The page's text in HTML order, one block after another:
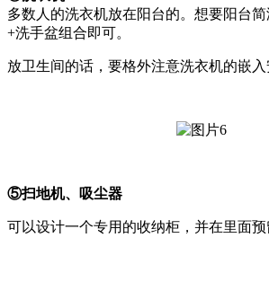
多数人的洗衣机放在阳台的。想要阳台
+洗手盆组合即可。
放卫生间的话，要格外注意洗衣机的嵌
⑤扫地机、吸尘器
可以设计一个专用的收纳柜，并在里面预